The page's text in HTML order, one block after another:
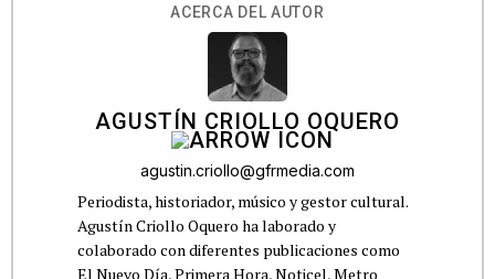
ACERCA DEL AUTOR
AGUSTÍN CRIOLLO OQUERO
agustin.criollo@gfrmedia.com
Periodista, historiador, músico y gestor cultural.
Agustín Criollo Oquero ha laborado y
colaborado con diferentes publicaciones como
El Nuevo Día, Primera Hora, Noticel, Metro